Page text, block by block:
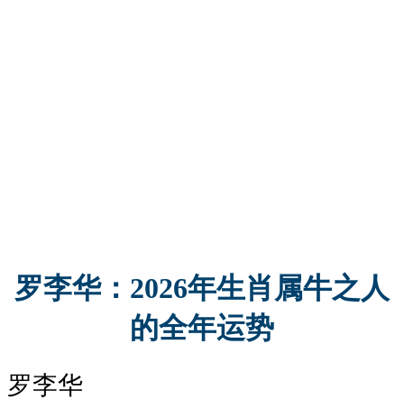
罗李华：2026年生肖属牛之人
的全年运势
罗李华